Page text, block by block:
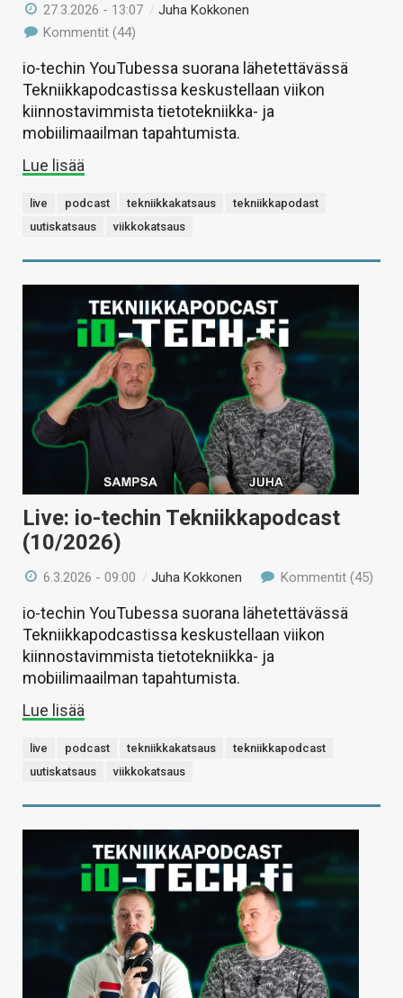
27.3.2026 - 13:07 /Juha Kokkonen
Kommentit (44)
io-techin YouTubessa suorana lähetettävässä
Tekniikkapodcastissa keskustellaan viikon
kiinnostavimmista tietotekniikka- ja
mobiilimaailman tapahtumista.
Lue lisää
live podcast tekniikkakatsaus
tekniikkapodast
uutiskatsaus
viikkokatsaus
Live: io-techin Tekniikkapodcast
(10/2026)
6.3.2026 - 09:00 /Juha Kokkonen Kommentit (45)
io-techin YouTubessa suorana lähetettävässä
Tekniikkapodcastissa keskustellaan viikon
kiinnostavimmista tietotekniikka- ja
mobiilimaailman tapahtumista.
Lue lisää
live podcast tekniikkakatsaus
tekniikkapodcast
uutiskatsaus
viikkokatsaus